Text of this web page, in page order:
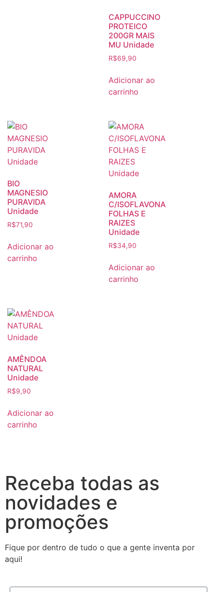
CAPPUCCINO
PROTEICO
200GR MAIS
MU Unidade
R$69,90
Adicionar ao
carrinho
BIO
MAGNESIO
PURAVIDA
Unidade
R$71,90
Adicionar ao
carrinho
AMORA
C/ISOFLAVONA
FOLHAS E
RAIZES
Unidade
R$34,90
Adicionar ao
carrinho
AMÊNDOA
NATURAL
Unidade
R$9,90
Adicionar ao
carrinho
Receba todas as
novidades e
promoções
Fique por dentro de tudo o que a gente inventa por
aqui!